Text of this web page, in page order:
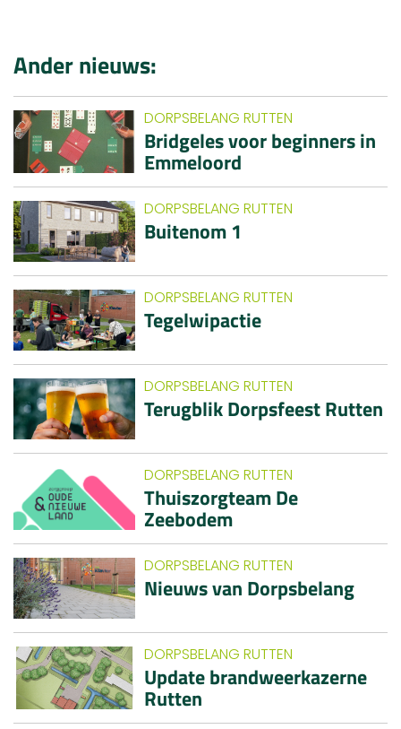
Ander nieuws:
DORPSBELANG RUTTEN
Bridgeles voor beginners in
Emmeloord
DORPSBELANG RUTTEN
Buitenom 1
DORPSBELANG RUTTEN
Tegelwipactie
DORPSBELANG RUTTEN
Terugblik Dorpsfeest Rutten
DORPSBELANG RUTTEN
Thuiszorgteam De
Zeebodem
DORPSBELANG RUTTEN
Nieuws van Dorpsbelang
DORPSBELANG RUTTEN
Update brandweerkazerne
Rutten